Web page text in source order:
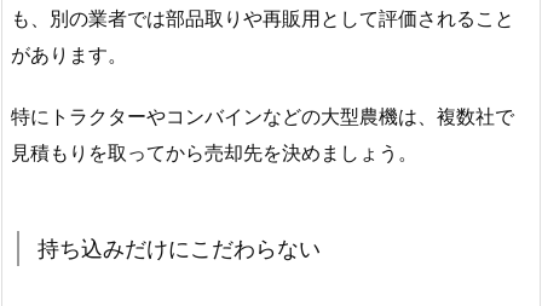
も、別の業者では部品取りや再販用として評価されること
があります。
特にトラクターやコンバインなどの大型農機は、複数社で
見積もりを取ってから売却先を決めましょう。
持ち込みだけにこだわらない